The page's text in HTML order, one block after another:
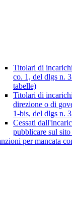
Titolari di
co. 1, del dlgs n.
tabelle)
Titolari di
direzione o di
1-bis, del dlgs n.
Cessati
pubblicare sul
per mancata